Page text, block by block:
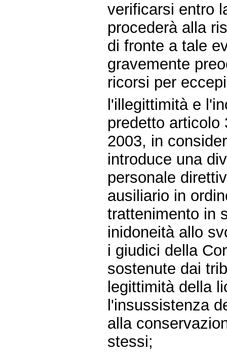
verificarsi entro
procederà alla
di fronte a tale
gravemente
ricorsi per
l'illegittimità e
predetto articolo
2003, in
introduce una
personale
ausiliario in
trattenimento in
inidoneità allo
i giudici della
sostenute dai
legittimità della
l'insussistenza
alla
stessi;